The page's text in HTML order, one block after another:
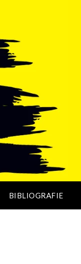
BIBLIOGRAFIE